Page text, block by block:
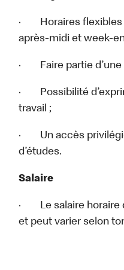
· Horaires flexibles
après-midi et week-
· Faire partie d’une
· Possibilité
travail ;
· Un accès
d’études.
Salaire
· Le salaire horaire
et peut varier selon